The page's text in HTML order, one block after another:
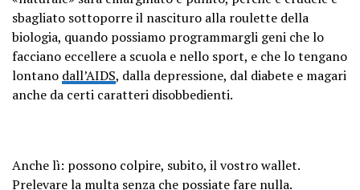
sbagliato sottoporre il nascituro alla roulette della
biologia, quando possiamo programmargli geni che lo
facciano eccellere a scuola e nello sport, e che lo tengano
lontano dall’AIDS, dalla depressione, dal diabete e magari
anche da certi caratteri disobbedienti.
Anche lì: possono colpire, subito, il vostro wallet.
Prelevare la multa senza che possiate fare nulla.